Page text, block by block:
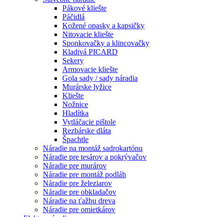
Pákové kliešte
Páčidlá
Kožené opasky a kapsičky
Nitovacie kliešte
Sponkovačky a klincovačky
Kladivá PICARD
Sekery
Armovacie kliešte
Gola sady / sady náradia
Murárske lyžice
Kliešte
Nožnice
Hladítka
Vytláčacie pištole
Rezbárske dláta
Špachtle
Náradie na montáž sadrokartónu
Náradie pre tesárov a pokrývačov
Náradie pre murárov
Náradie pre montáž podláh
Náradie pre železiarov
Náradie pre obkladačov
Náradie na ťažbu dreva
Náradie pre omietkárov